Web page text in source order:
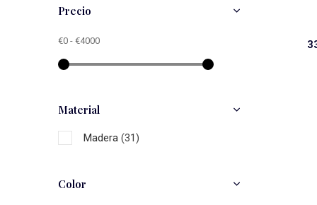
Precio
€0 - €4000
Material
Madera (31)
Color